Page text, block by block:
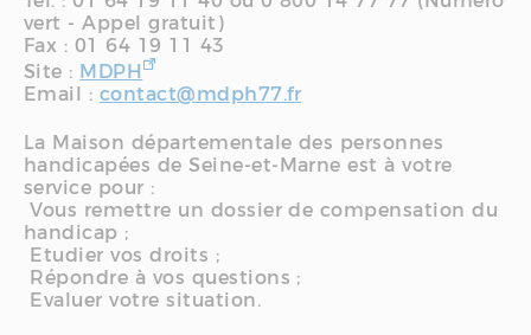
vert - Appel gratuit)
Fax : 01 64 19 11 43
Site : MDPH
Email : contact@mdph77.fr
La Maison départementale des personnes
handicapées de Seine-et-Marne est à votre
service pour :
Vous remettre un dossier de compensation du
handicap ;
Etudier vos droits ;
Répondre à vos questions ;
Evaluer votre situation.